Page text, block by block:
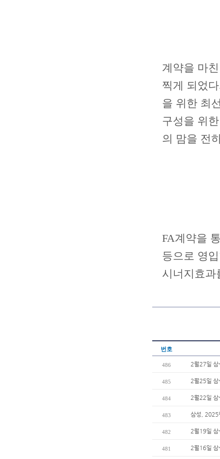
계약을 마
찍게 되었
을 위한 최
구성을 위
의 맘을 전
FA계약을
등으로 영
시너지효과
번호
486 2월27일 삼
485 2월25일 삼
484 2월22일 삼
483 삼성, 2025
482 2월19일 삼
481 2월16일 삼